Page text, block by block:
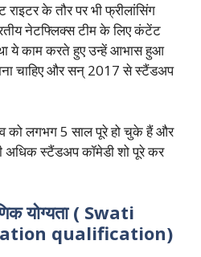
के तौर पर भी फ्रीलांसिंग
नेटफ्लिक्स टीम के लिए कंटेंट
ये काम करते हुए उन्हें आभास हुआ
चाहिए और सन् 2017 से स्टैंडअप
को लगभग 5 साल पूरे हो चुके हैं और
अधिक स्टैंडअप कॉमेडी शो पूरे कर
योग्यता ( Swati
qualification)